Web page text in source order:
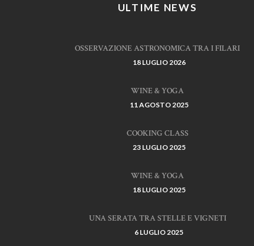
ULTIME NEWS
OSSERVAZIONE ASTRONOMICA TRA I FILARI
18 LUGLIO 2026
WINE & YOGA
11 AGOSTO 2025
COOKING CLASS
23 LUGLIO 2025
WINE & YOGA
18 LUGLIO 2025
UNA SERATA TRA STELLE E VIGNETI
6 LUGLIO 2025